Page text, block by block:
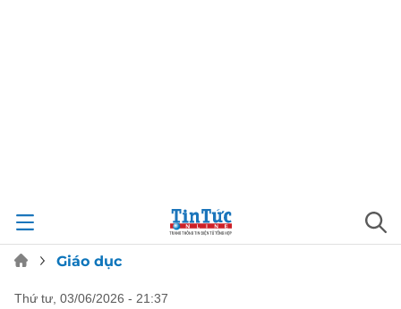
Giáo dục
thứ tư, 03/06/2026 - 21:37